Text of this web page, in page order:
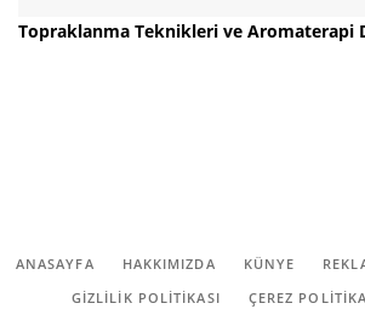
Topraklanma Teknikleri ve Aromaterapi
ANASAYFA HAKKIMIZDA KÜNYE
GIZLILIK POLITIKASI
ÇEREZ